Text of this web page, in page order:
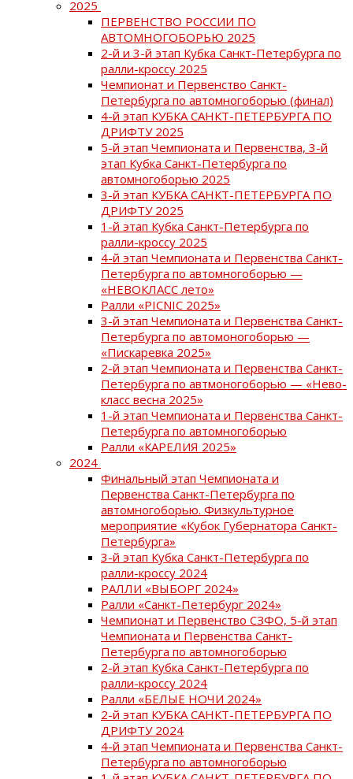
2025
ПЕРВЕНСТВО РОССИИ ПО
АВТОМНОГОБОРЬЮ 2025
2-й и 3-й этап Кубка Санкт-Петербурга по
ралли-кроссу 2025
Чемпионат и Первенство Санкт-
Петербурга по автомногоборью (финал)
4-й этап КУБКА САНКТ-ПЕТЕРБУРГА ПО
ДРИФТУ 2025
5-й этап Чемпионата и Первенства, 3-й
этап Кубка Санкт-Петербурга по
автомногоборью 2025
3-й этап КУБКА САНКТ-ПЕТЕРБУРГА ПО
ДРИФТУ 2025
1-й этап Кубка Санкт-Петербурга по
ралли-кроссу 2025
4-й этап Чемпионата и Первенства Санкт-
Петербурга по автомногоборью —
«НЕВОКЛАСС лето»
Ралли «PICNIC 2025»
3-й этап Чемпионата и Первенства Санкт-
Петербурга по автомоногоборью —
«Пискаревка 2025»
2-й этап Чемпионата и Первенства Санкт-
Петербурга по автмоногоборью — «Нево-
класс весна 2025»
1-й этап Чемпионата и Первенства Санкт-
Петербурга по автомногоборью
Ралли «КАРЕЛИЯ 2025»
2024
Финальный этап Чемпионата и
Первенства Санкт-Петербурга по
автомногоборью. Физкультурное
мероприятие «Кубок Губернатора Санкт-
Петербурга»
3-й этап Кубка Санкт-Петербурга по
ралли-кроссу 2024
РАЛЛИ «ВЫБОРГ 2024»
Ралли «Санкт-Петербург 2024»
Чемпионат и Первенство СЗФО, 5-й этап
Чемпионата и Первенства Санкт-
Петербурга по автомногоборью
2-й этап Кубка Санкт-Петербурга по
ралли-кроссу 2024
Ралли «БЕЛЫЕ НОЧИ 2024»
2-й этап КУБКА САНКТ-ПЕТЕРБУРГА ПО
ДРИФТУ 2024
4-й этап Чемпионата и Первенства Санкт-
Петербурга по автомногоборью